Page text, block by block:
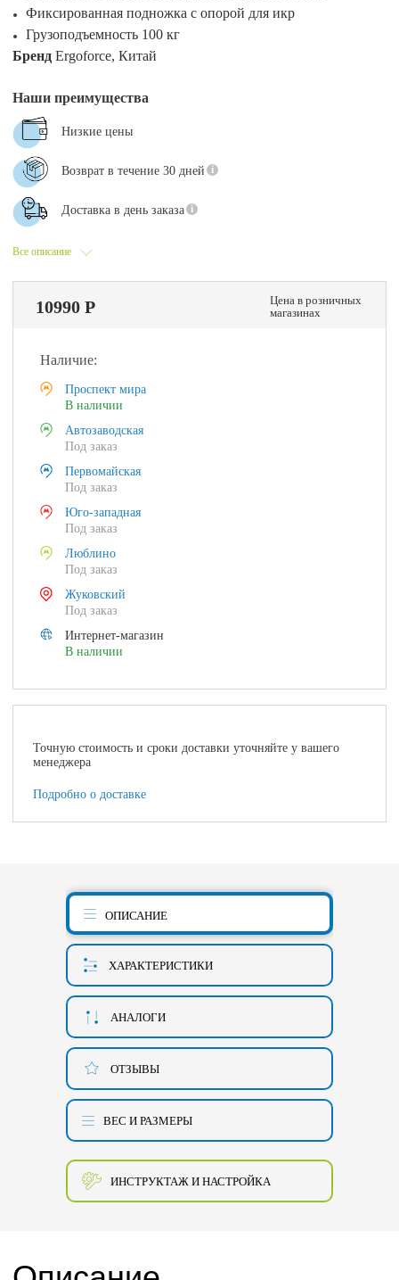
Фиксированная подножка с опорой для икр
Грузоподъемность 100 кг
БрендErgoforce, Китай
Все описание
Наши преимущества
Низкие цены
Возврат в течение 30 дней
Доставка в день заказа
10990 Р
Цена в розничных
магазинах
Наличие:
Проспект мира
В наличии
Автозаводская
Под заказ
Первомайская
Под заказ
Юго-западная
Под заказ
Люблино
Под заказ
Жуковский
Под заказ
Интернет-магазин
В наличии
Точную стоимость и сроки доставки уточняйте у вашего
менеджера
Подробно о доставке
ОПИСАНИЕ
ХАРАКТЕРИСТИКИ
АНАЛОГИ
ОТЗЫВЫ
ВЕС И РАЗМЕРЫ
ИНСТРУКТАЖ И НАСТРОЙКА